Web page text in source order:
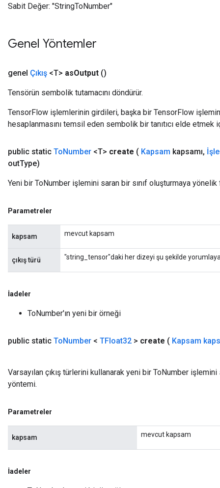
Sabit Değer: "StringToNumber"
Genel Yöntemler
genel Çıkış <T> asOutput ()
Tensörün sembolik tutamacını döndürür.
TensorFlow işlemlerinin girdileri, başka bir TensorFlow
hesaplanmasını temsil eden sembolik bir tanıtıcı elde etmek
public static ToNumber <T> create ( Kapsam kapsamı,
outType)
Yeni bir ToNumber işlemini saran bir sınıf oluşturmaya
Parametreler
kapsam mevcut kapsam
çıkış türü "string_tensor"daki her dizeyi şu şekilde
İadeler
ToNumber'ın yeni bir örneği
public static ToNumber < TFloat32 > create ( Kapsam
Varsayılan çıkış türlerini kullanarak yeni bir ToNumber
yöntemi.
Parametreler
kapsam mevcut kapsam
İadeler